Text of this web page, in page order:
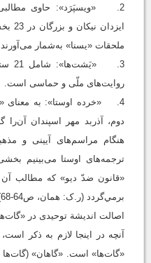
2. «ویسپَرَد»: حاوی
ملحقات «یسنا» به‌شمار می‌آورند.
3.
روایت‌های ملّی و حماسی است.
4. «خرده اوستا»: به معنای
دوم، آذربد مهر اسپندان
هنگام مراسم‌های آیینی و
ترجمه‌های اوستا می‌بینیم
«قانون ضدّ دیو» که مطالب
برمي‌گردد (ر.ک: همان، ص64-68).
اصالت اندیشة توحیدی در
آنچه در اینجا لازم به ذکر
«گات‌ها» است. «گاهان» (گات‌ها